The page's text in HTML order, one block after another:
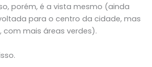
porém, é a vista mesmo (ainda
para o centro da cidade, mas
mais áreas verdes).